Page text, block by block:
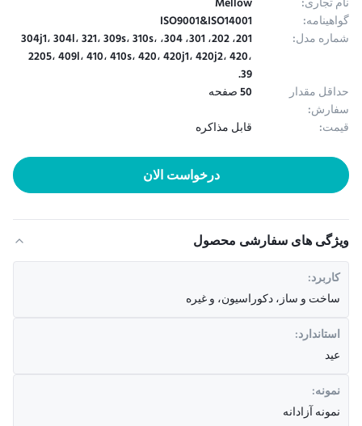
گواهینامه: ISO9001&ISO14001
شماره مدل: 201، 202، 301، 304، 304j1، 304l، 321، 309s، 310s،
2205، 409l، 410، 410s، 420، 420j1، 420j2، 420،
39.
حداقل مقدار
سفارش:
50 صفحه
قیمت:
قابل مذاکره
درخواست الان
ویژگی های سفارشی محصول
کاربرد:
ساخت و ساز، دکوراسیون، و غیره
استاندارد:
عید
نمونه:
نمونه آزادانه